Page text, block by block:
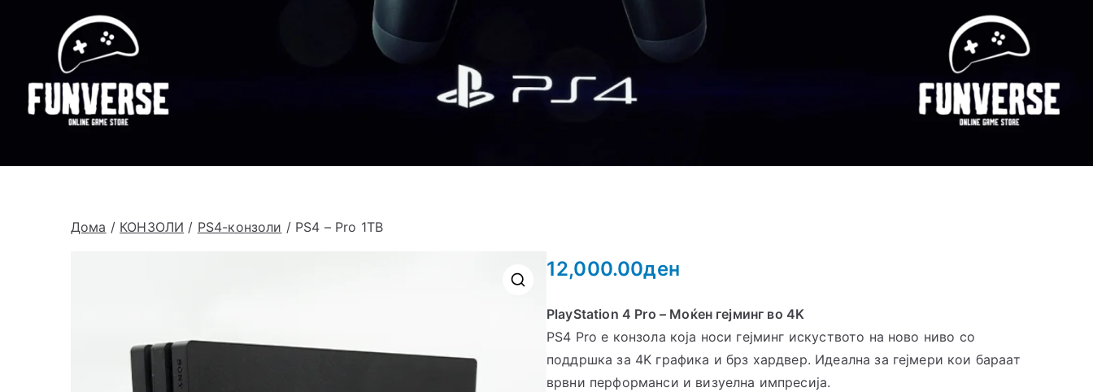
Дома / КОНЗОЛИ / PS4-конзоли / PS4 – Pro 1TB
12,000.00ден
PlayStation 4 Pro – Моќен гејминг во 4K
PS4 Pro е конзола која носи гејминг искуството на ново ниво со
поддршка за 4K графика и брз хардвер. Идеална за гејмери кои бараат
врвни перформанси и визуелна импресија.